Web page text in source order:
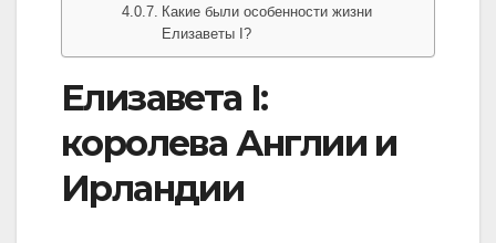
Какие были особенности жизни
Елизаветы I?
Елизавета I:
королева Англии и
Ирландии